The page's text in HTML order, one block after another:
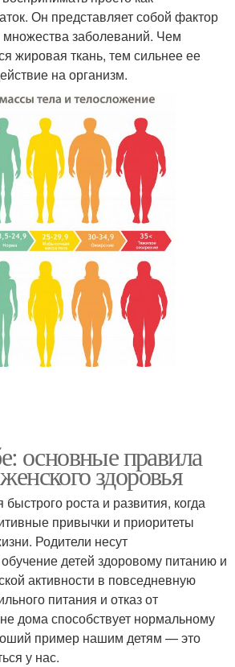
Он представляет собой фактор
множества заболеваний. Чем
жировая ткань, тем сильнее ее
на организм.
основные правила
здоровья
роста и развития, когда
привычки и приоритеты
Родители несут
обучение детей здоровому питанию и
активности в повседневную
питания и отказ от
дома способствует нормальному
пример нашим детям — это
у нас.